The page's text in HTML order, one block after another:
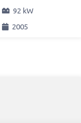
92 kW
2005